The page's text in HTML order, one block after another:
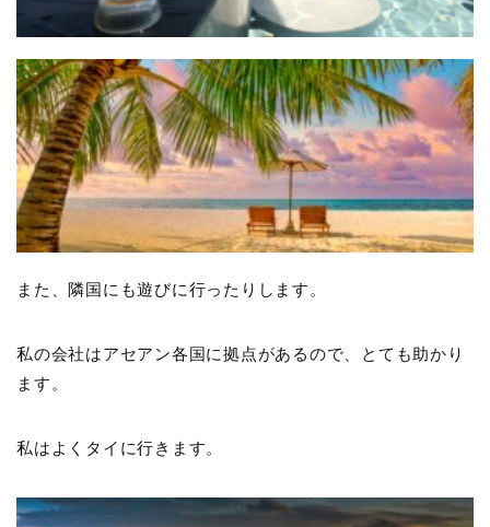
また、隣国にも遊びに行ったりします。
私の会社はアセアン各国に拠点があるので、とても助かり
ます。
私はよくタイに行きます。